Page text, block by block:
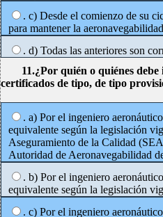
. c) Desde el comienzo de su
para mantener la
. d) Todas las anteriores son
11.¿Por quién o quiénes
certificados de tipo, de tipo
. a) Por el ingeniero
equivalente según la legislación
Aseguramiento de la Calidad
Autoridad de Aeronavegabilidad
. b) Por el ingeniero
equivalente según la legislación
. c) Por el ingeniero